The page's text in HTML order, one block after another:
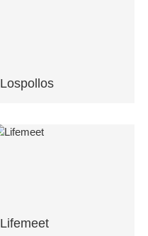
Lospollos
Lifemeet